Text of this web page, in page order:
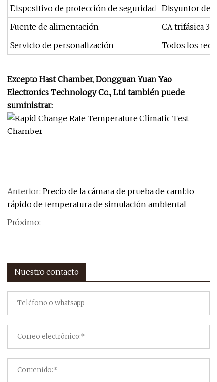
Dispositivo de protección de seguridad Disyuntor de
Fuente de alimentación
CA trifásica
Servicio de personalización
Todos los
Excepto Hast Chamber, Dongguan Yuan Yao
Electronics Technology Co., Ltd también puede
suministrar:
Anterior: Precio de la cámara de prueba de cambio
rápido de temperatura de simulación ambiental
Próximo:
Nuestro contacto